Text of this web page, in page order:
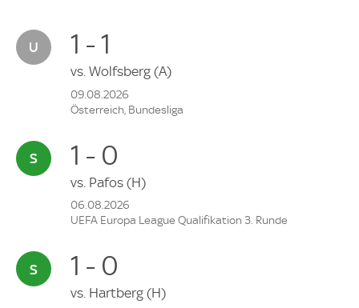
1 - 1
vs. Wolfsberg (A)
09.08.2026
Österreich, Bundesliga
1 - 0
vs. Pafos (H)
06.08.2026
UEFA Europa League Qualifikation 3. Runde
1 - 0
vs. Hartberg (H)